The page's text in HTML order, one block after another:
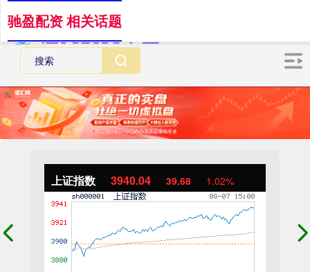
上证指数 3940.04 39.68 1.02%
驰盈配资 相关话题